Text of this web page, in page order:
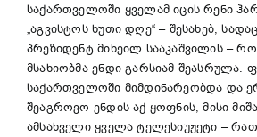
საქართველოში ყველამ იცის რენი
„აგვისტოს ხუთი დღე“ – შესახებ,
პრეზიდენტ მიხეილ სააკაშვილის –
მსახიობმა ენდი გარსიამ შეასრულა.
საქართველოში მიმდინარეობდა და
შეაგროვო ენდის აქ ყოფნის, მისი
ამსახველი ყველა ტელესიუჟეტი –